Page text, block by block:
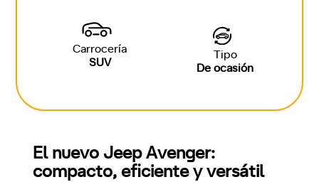
Carrocería
SUV
Tipo
De ocasión
El nuevo Jeep Avenger:
compacto, eficiente y versátil